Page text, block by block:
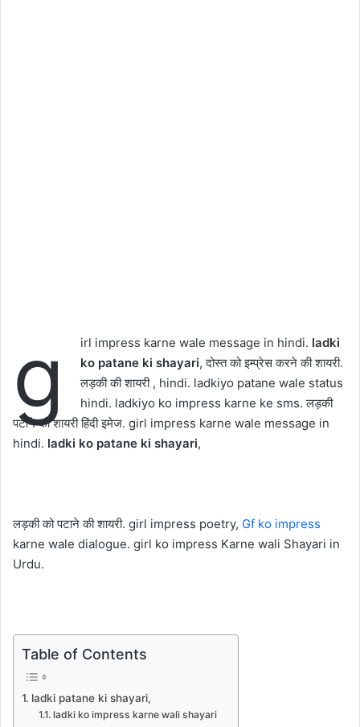
g irl impress karne wale message in hindi. ladki
ko patane ki shayari, दोस्त को इम्प्रेस करने की शायरी.
लड़की की शायरी , hindi. ladkiyo patane wale status
hindi. ladkiyo ko impress karne ke sms. लड़की
पटाने की शायरी हिंदी इमेज. girl impress karne wale message in
hindi. ladki ko patane ki shayari,
लड़की को पटाने की शायरी. girl impress poetry, Gf ko impress
karne wale dialogue. girl ko impress Karne wali Shayari in
Urdu.
Table of Contents
ladki patane ki shayari,
ladki ko impress karne wali shayari